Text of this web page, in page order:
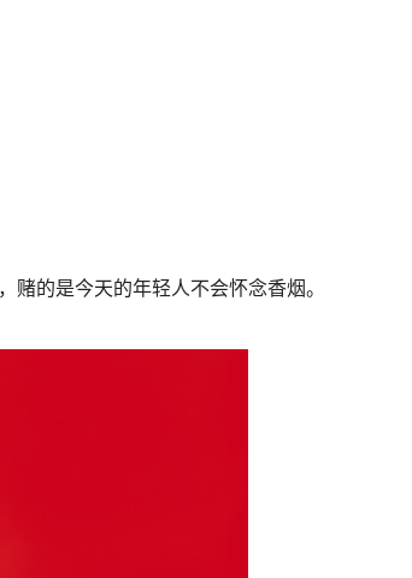
的是今天的年轻人不会怀念香烟。